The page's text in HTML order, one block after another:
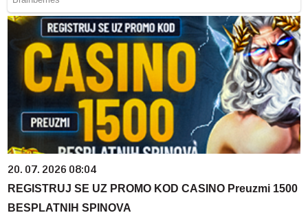
20. 07. 2026 08:04
REGISTRUJ SE UZ PROMO KOD CASINO Preuzmi 1500
BESPLATNIH SPINOVA